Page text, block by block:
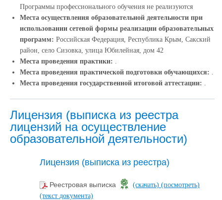
Программы профессионального обучения не реализуются
Места осуществления образовательной деятельности при
использовании сетевой формы реализации образовательных
программ: Российская Федерация, Республика Крым, Сакский
район, село Сизовка, улица Юбилейная, дом 42
Места проведения практики: .
Места проведения практической подготовки обучающихся: .
Места проведения государственной итоговой аттестации: .
Лицензия (выписка из реестра
лицензий на осуществление
образовательной деятельности)
Лицензия (выписка из реестра)
Реестровая выписка (скачать) (посмотреть)
(текст документа)